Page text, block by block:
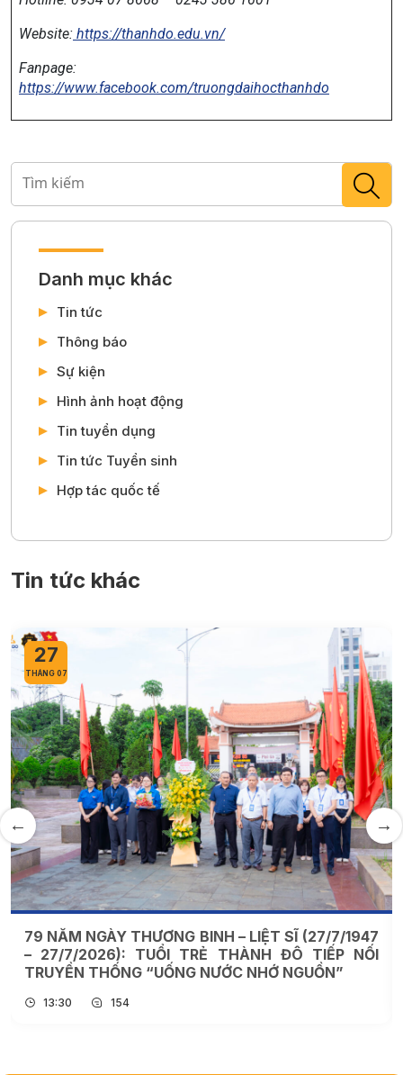
Website: https://thanhdo.edu.vn/
Fanpage:
https://www.facebook.com/truongdaihocthanhdo
Danh mục khác
Tin tức
Thông báo
Sự kiện
Hình ảnh hoạt động
Tin tuyển dụng
Tin tức Tuyển sinh
Hợp tác quốc tế
Tin tức khác
27
THÁNG 07
KHỞI ĐỘNG KỲ THỰC TẬP TẠI SUN WORLD BA
NA HILLS CÙNG SINH VIÊN NGÔN NGỮ ANH, VIỆT
NAM HỌC TRƯỜNG ĐẠI HỌC THÀNH ĐÔ
09:42 154